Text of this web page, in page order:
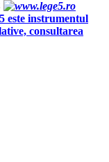
este instrumentul
consultarea